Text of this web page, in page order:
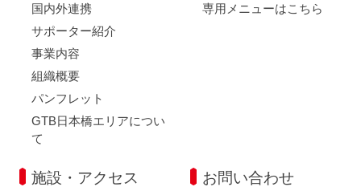
国内外連携
サポーター紹介
事業内容
組織概要
パンフレット
GTB日本橋エリアについ
て
専用メニューはこちら
施設・アクセス お問い合わせ